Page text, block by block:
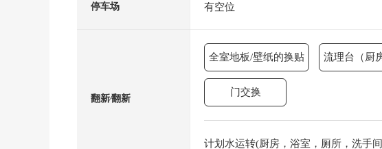
停车场 有空位
翻新⁄翻新
全室地板/壁纸的换贴 流理台（厨
门交换
计划水运转(厨房，浴室，厕所，洗手